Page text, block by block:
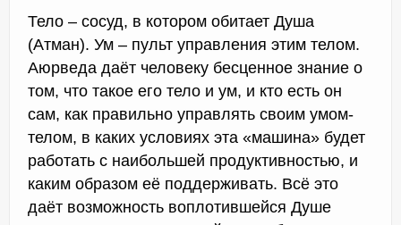
Тело – сосуд, в котором обитает Душа
(Атман). Ум – пульт управления этим телом.
Аюрведа даёт человеку бесценное знание о
том, что такое его тело и ум, и кто есть он
сам, как правильно управлять своим умом-
телом, в каких условиях эта «машина» будет
работать с наибольшей продуктивностью, и
каким образом её поддерживать. Всё это
даёт возможность воплотившейся Душе